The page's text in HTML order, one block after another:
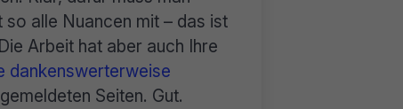
alle Nuancen mit – das ist
Arbeit hat aber auch Ihre
dankenswerterweise
Seiten. Gut.